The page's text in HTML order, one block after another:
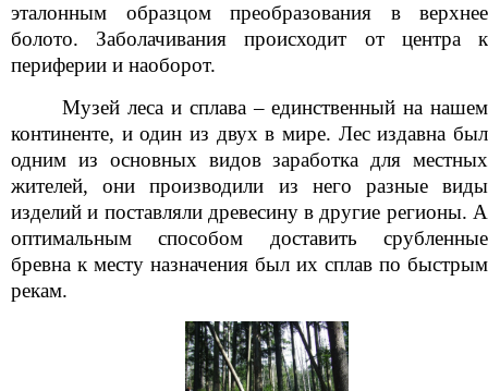
эталонным образцом преобразования в верхнее
болото. Заболачивания происходит от центра к
периферии и наоборот.
Музей леса и сплава – единственный на нашем
континенте, и один из двух в мире. Лес издавна был
одним из основных видов заработка для местных
жителей, они производили из него разные виды
изделий и поставляли древесину в другие регионы. А
оптимальным способом доставить срубленные
бревна к месту назначения был их сплав по быстрым
рекам.